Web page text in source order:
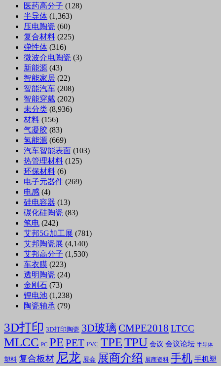
医药高分子 (128)
半导体 (1,363)
压电陶瓷 (60)
复合材料 (225)
弹性体 (316)
微波介电陶瓷 (3)
新能源 (43)
智能家居 (22)
智能汽车 (208)
智能穿戴 (202)
未分类 (8,936)
材料 (156)
气凝胶 (83)
氢能源 (669)
汽车智能表面 (103)
热管理材料 (125)
环保材料 (6)
电子元器件 (269)
电感 (4)
硅电容器 (13)
碳化硅陶瓷 (83)
笔电 (242)
艾邦5G加工展 (781)
艾邦陶瓷展 (4,140)
艾邦高分子 (1,530)
车衣膜 (223)
透明陶瓷 (24)
金刚石 (73)
锂电池 (1,238)
陶瓷轴承 (79)
3D打印 3D打印陶瓷 3D玻璃 CMPE2018 LTCC
MLCC PC PE PET PVC TPETPU 会议 会议论坛 半导体
塑料 复合板材 尼龙 展会 展商介绍 展商资料 手机 手机塑